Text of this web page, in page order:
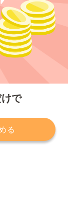
で
る
会社